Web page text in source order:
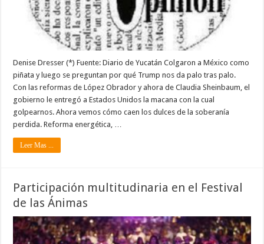
Denise Dresser (*) Fuente: Diario de Yucatán Colgaron a México como
piñata y luego se preguntan por qué Trump nos da palo tras palo.
Con las reformas de López Obrador y ahora de Claudia Sheinbaum, el
gobierno le entregó a Estados Unidos la macana con la cual
golpearnos. Ahora vemos cómo caen los dulces de la soberanía
perdida. Reforma energética, …
Leer Mas ...
Participación multitudinaria en el Festival
de las Ánimas